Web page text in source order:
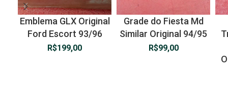
Emblema GLX Original
Ford Escort 93/96
R$199,00
Grade do Fiesta Md
Similar Original 94/95
R$99,00